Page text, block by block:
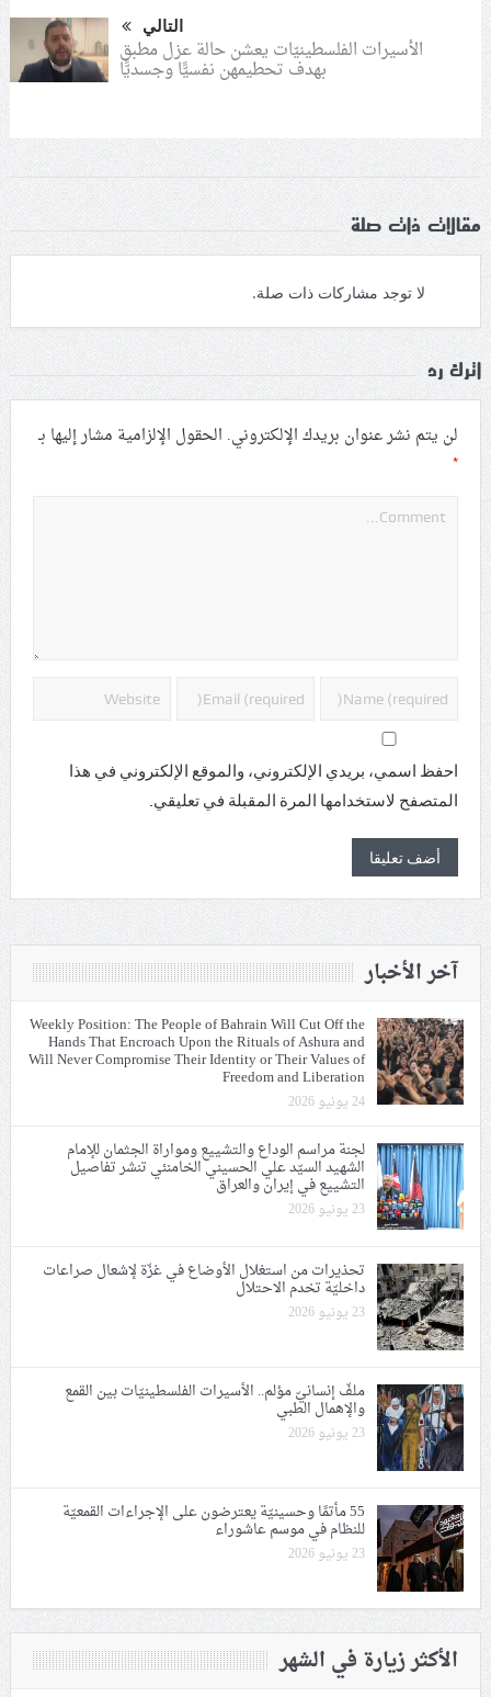
التالي
الأسيرات الفلسطينيّات يعشن حالة عزل مطبق
بهدف تحطيمهن نفسيًّا وجسديًّا
مقالات ذات صلة
لا توجد مشاركات ذات صلة.
اترك رد
لن يتم نشر عنوان بريدك الإلكتروني. الحقول الإلزامية مشار إليها بـ
*
احفظ اسمي، بريدي الإلكتروني، والموقع الإلكتروني في هذا
المتصفح لاستخدامها المرة المقبلة في تعليقي.
آخر الأخبار
Weekly Position: The People of Bahrain Will Cut Off the
Hands That Encroach Upon the Rituals of Ashura and
Will Never Compromise Their Identity or Their Values of
Freedom and Liberation
24 يونيو 2026
لجنة مراسم الوداع والتشييع ومواراة الجثمان للإمام
الشهيد السيّد علي الحسيني الخامنئي تنشر تفاصيل
التشييع في إيران والعراق
23 يونيو 2026
تحذيرات من استغلال الأوضاع في غزّة لإشعال صراعات
داخليّة تخدم الاحتلال
23 يونيو 2026
ملفّ إنسانيّ مؤلم.. الأسيرات الفلسطينيّات بين القمع
والإهمال الطبي
23 يونيو 2026
55 مأتمًا وحسينيّة يعترضون على الإجراءات القمعيّة
للنظام في موسم عاشوراء
23 يونيو 2026
الأكثر زيارة في الشهر